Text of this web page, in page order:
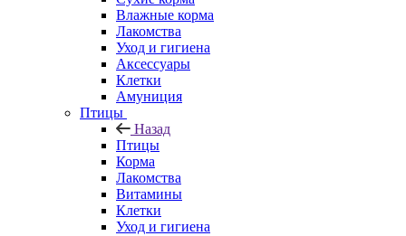
Влажные корма
Лакомства
Уход и гигиена
Аксессуары
Клетки
Амуниция
Птицы
Назад
Птицы
Корма
Лакомства
Витамины
Клетки
Уход и гигиена